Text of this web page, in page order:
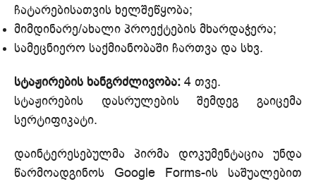
ჩატარებისათვის ხელშეწყობა;
მიმდინარე/ახალი პროექტების მხარდაჭერა;
სამეცნიერო საქმიანობაში ჩართვა და სხვ.
სტაჟირების ხანგრძლივობა: 4 თვე.
სტაჟირების დასრულების შემდეგ გაიცემა
სერტიფიკატი.
დაინტერესებულმა პირმა დოკუმენტაცია უნდა
წარმოადგინოს Google Forms-ის საშუალებით